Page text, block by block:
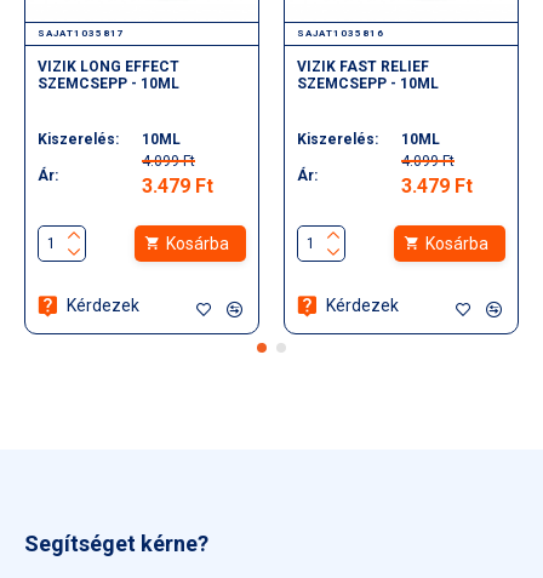
SAJAT1035817
VIZIK LONG EFFECT
SZEMCSEPP - 10ML
Kiszerelés: 10ML
Ár:
4.099 Ft
3.479 Ft
Kosárba
Kérdezek
SAJAT1035816
VIZIK FAST RELIEF
SZEMCSEPP - 10ML
Kiszerelés: 10ML
Ár:
4.099 Ft
3.479 Ft
Kosárba
Kérdezek
Segítséget kérne?